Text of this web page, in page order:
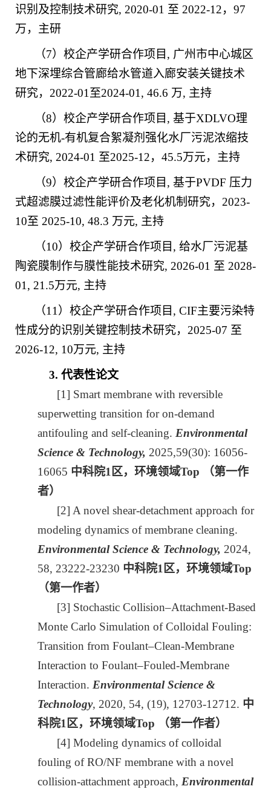
识别及控制技术研究, 2020-01 至 2022-12， 97
万，主研
（7）校企产学研合作项目 , 广州市中心城区
地下深埋综合管廊给水管道入廊安装关键技术
研究， 2022-01至2024-01, 46.6 万, 主持
（8）校企产学研合作项目 , 基于XDLVO理
论的无机-有机复合絮凝剂强化水厂污泥浓缩技
术研究, 2024-01 至2025-12， 45.5万元，主持
（9）校企产学研合作项目 , 基于PVDF 压力
式超滤膜过滤性能评价及老化机制研究， 2023-
10至 2025-10, 48.3 万元, 主持
（10）校企产学研合作项目 , 给水厂污泥基
陶瓷膜制作与膜性能技术研究, 2026-01 至 2028-
01, 21.5万元, 主持
（11）校企产学研合作项目 , CIF主要污染特
性成分的识别关键控制技术研究， 2025-07 至
2026-12, 10万元, 主持
3. 代表性论文
[1] Smart membrane with reversible
superwetting transition for on-demand
antifouling and self-cleaning. Environmental
Science & Technology, 2025,59(30): 16056-
16065 中科院1 区，环境领域Top
（第一作
者）
[2] A novel shear-detachment approach for
modeling dynamics of membrane cleaning.
Environmental Science & Technology, 2024,
58, 23222-23230 中科院1 区，环境领域Top
（第一作者）
[3] Stochastic Collision–Attachment-Based
Monte Carlo Simulation of Colloidal Fouling:
Transition from Foulant–Clean-Membrane
Interaction to Foulant–Fouled-Membrane
Interaction. Environmental Science &
Technology, 2020, 54, (19), 12703-12712. 中
科院1 区，环境领域Top
（第一作者）
[4] Modeling dynamics of colloidal
fouling of RO/NF membrane with a novel
collision-attachment approach, Environmental